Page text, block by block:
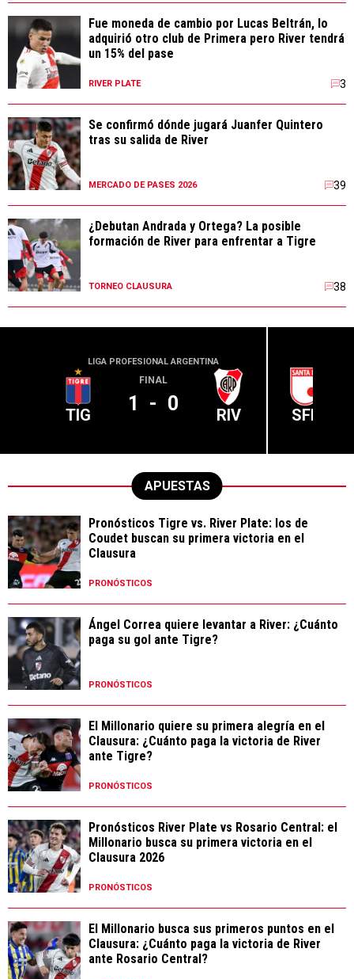
Fue moneda de cambio por Lucas Beltrán, lo
adquirió otro club de Primera pero River tendrá
un 15% del pase
RIVER PLATE 3
Se confirmó dónde jugará Juanfer Quintero
tras su salida de River
MERCADO DE PASES 2026 39
¿Debutan Andrada y Ortega? La posible
formación de River para enfrentar a Tigre
TORNEO CLAUSURA 38
LIGA PROFESIONAL ARGENTINA
TIG
FINAL
1 - 0 RIV SFE
APUESTAS
Pronósticos Tigre vs. River Plate: los de
Coudet buscan su primera victoria en el
Clausura
PRONÓSTICOS
Ángel Correa quiere levantar a River: ¿Cuánto
paga su gol ante Tigre?
PRONÓSTICOS
El Millonario quiere su primera alegría en el
Clausura: ¿Cuánto paga la victoria de River
ante Tigre?
PRONÓSTICOS
Pronósticos River Plate vs Rosario Central: el
Millonario busca su primera victoria en el
Clausura 2026
PRONÓSTICOS
El Millonario busca sus primeros puntos en el
Clausura: ¿Cuánto paga la victoria de River
ante Rosario Central?